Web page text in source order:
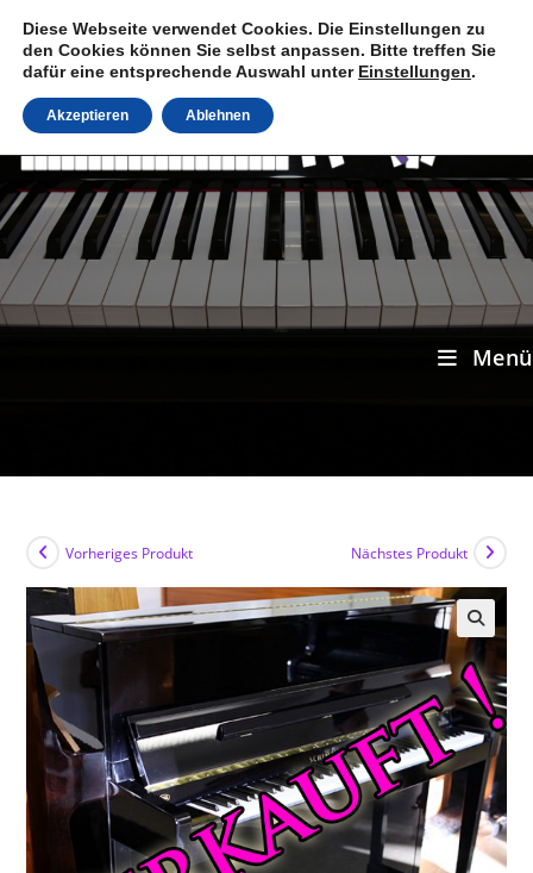
Inhalt
springen
Menü
Vorheriges Produkt Nächstes Produkt
🔍
Diese Webseite verwendet Cookies. Die Einstellungen zu
den Cookies können Sie selbst anpassen. Bitte treffen Sie
dafür eine entsprechende Auswahl unter Einstellungen.
Akzeptieren Ablehnen